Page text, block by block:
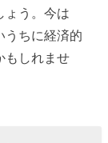
ょう。今は
うちに経済的
もしれませ